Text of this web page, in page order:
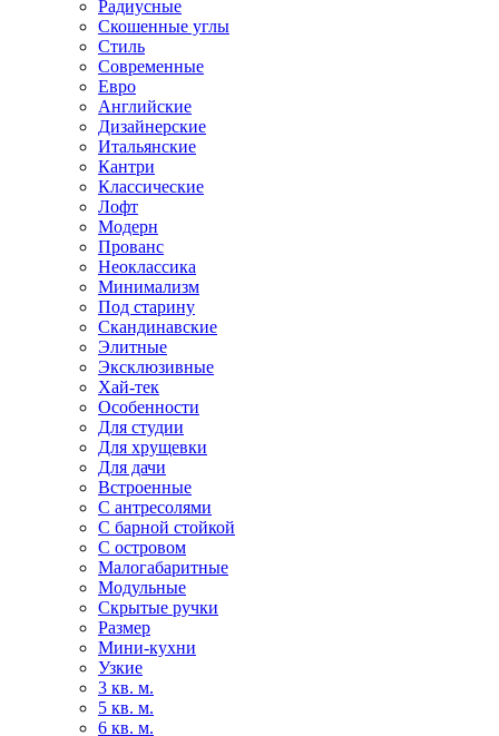
Радиусные
Скошенные углы
Стиль
Современные
Евро
Английские
Дизайнерские
Итальянские
Кантри
Классические
Лофт
Модерн
Прованс
Неоклассика
Минимализм
Под старину
Скандинавские
Элитные
Эксклюзивные
Хай-тек
Особенности
Для студии
Для хрущевки
Для дачи
Встроенные
С антресолями
С барной стойкой
С островом
Малогабаритные
Модульные
Скрытые ручки
Размер
Мини-кухни
Узкие
3 кв. м.
5 кв. м.
6 кв. м.